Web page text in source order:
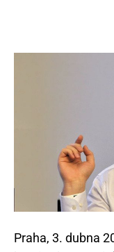
Praha, 3. dubna